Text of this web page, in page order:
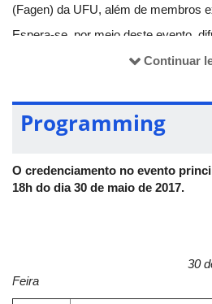
(Fagen) da UFU, além de membros
Espera-se, por meio deste evento,
população, uma vez que um bom
indivíduo.
Como objetivos específicos, o evento
temáticas sobre Educação
Debater e discutir a temática
mercado financeiro, os quais
para a alfabetização
O evento será destinado para todos
acreditam que o controle de seu
Continuar
Programming
O credenciamento no evento
18h do dia 30 de maio de 2017.
EVENTO
30
Feira